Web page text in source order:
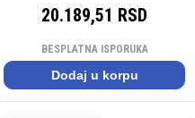
20.189,51 RSD
BESPLATNA ISPORUKA
Dodaj u korpu